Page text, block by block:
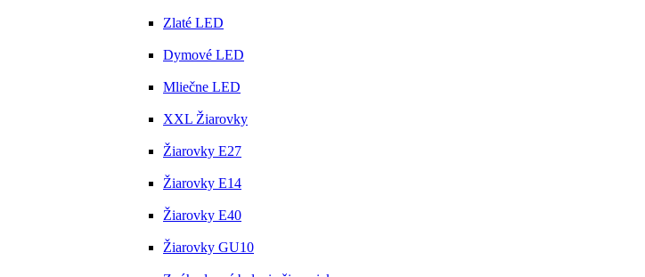
Zlaté LED
Dymové LED
Mliečne LED
XXL Žiarovky
Žiarovky E27
Žiarovky E14
Žiarovky E40
Žiarovky GU10